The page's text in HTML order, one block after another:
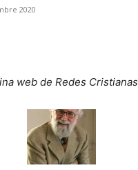
2020
web de Redes Cristianas